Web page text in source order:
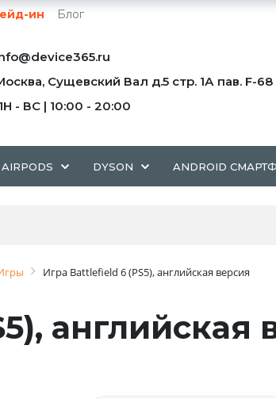
ин Блог
Сущевский Вал д.5 стр. 1А пав. F-68
- ВС | 10:00 - 20:00
AIRPODS DYSON ANDROID
Игра Battlefield 6 (PS5), английская версия
английская